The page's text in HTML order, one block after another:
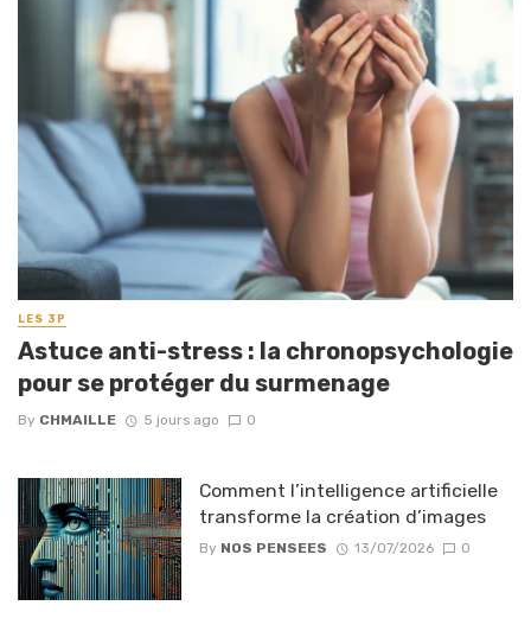
LES 3P
Astuce anti-stress : la chronopsychologie
pour se protéger du surmenage
By CHMAILLE 5 jours ago 0
Comment l’intelligence artificielle
transforme la création d’images
By NOS PENSEES 13/07/2026 0